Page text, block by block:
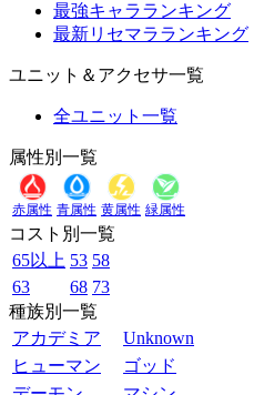
最強キャラランキング
最新リセマラランキング
ユニット＆アクセサ一覧
全ユニット一覧
属性別一覧
赤属性 青属性 黄属性 緑属性
コスト別一覧
65以上 53 58
63
68 73
種族別一覧
アカデミア
Unknown
ヒューマン
ゴッド